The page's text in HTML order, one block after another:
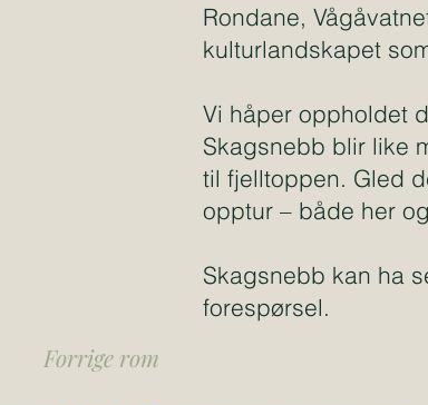
Rondane,
kulturlandskapet
Vi håper oppholdet
Skagsnebb blir like
til fjelltoppen. Gled
opptur – både her
Skagsnebb kan ha
forespørsel.
Forrige rom